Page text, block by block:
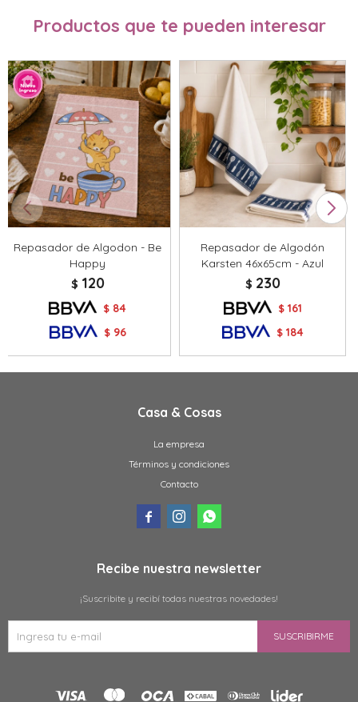
Productos que te pueden interesar
Repasador de Algodon - Be
Happy
$ 120
$ 84
$ 96
Repasador de Algodón
Karsten 46x65cm - Azul
$ 230
$ 161
$ 184
Casa & Cosas
La empresa
Términos y condiciones
Contacto
  
Recibe nuestra newsletter
¡Suscribite y recibí todas nuestras novedades!
SUSCRIBIRME